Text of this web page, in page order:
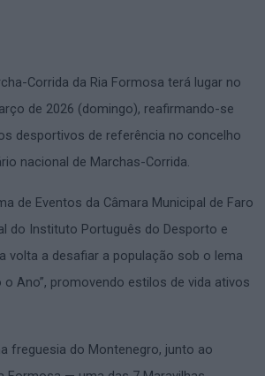
Corrida da Ria Formosa terá lugar no
de 2026 (domingo), reafirmando-se
desportivos de referência no concelho
nacional de Marchas-Corrida.
de Eventos da Câmara Municipal de Faro
do Instituto Português do Desporto e
volta a desafiar a população sob o lema
o Ano”, promovendo estilos de vida ativos
freguesia do Montenegro, junto ao